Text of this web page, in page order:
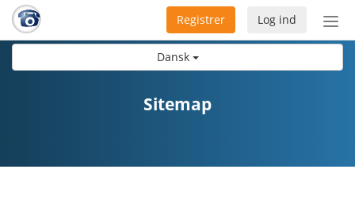
Dansk
Slå
Log ind
Registrer
Sitemap